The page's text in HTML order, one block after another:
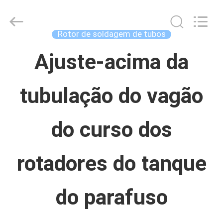
PRODUTOS
EXCURSÃO
Online
Market.
Rotor de soldagem de tubos
Ajuste-acima da
tubulação do vagão
do curso dos
rotadores do tanque
do parafuso